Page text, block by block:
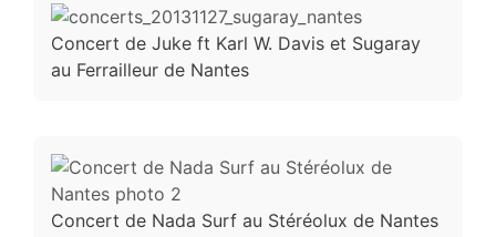
Concert de Juke ft Karl W. Davis et Sugaray
au Ferrailleur de Nantes
Concert de Nada Surf au Stéréolux de Nantes